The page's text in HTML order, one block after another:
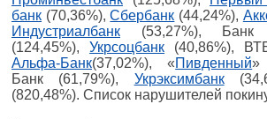
банк (70,36%),Сбербанк (44,24%),
Индустриалбанк (53,27%), Банк
(124,45%),Укрсоцбанк (40,86%),
Альфа-Банк(37,02%), «Пивденный»
Банк (61,79%), Укрэксимбанк
(820,48%). Список нарушителей